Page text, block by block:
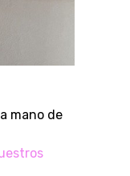
mano de